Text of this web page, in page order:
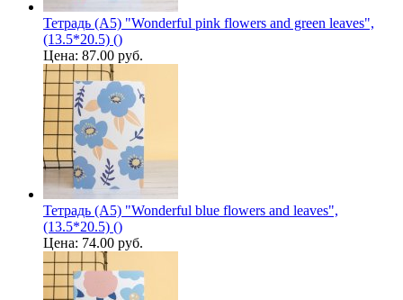
Тетрадь (A5) "Wonderful pink flowers and green leaves",
(13.5*20.5) ()
Цена: 87.00 руб.
Тетрадь (A5) "Wonderful blue flowers and leaves",
(13.5*20.5) ()
Цена: 74.00 руб.